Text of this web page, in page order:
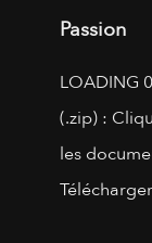
Passion
LOADING
(.zip) :
les